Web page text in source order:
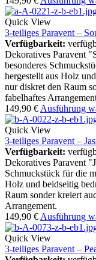
Quick View
3-teiliges Paravent –
Verfügbarkeit:
Dekoratives Paravent
besonderes
hergestellt aus Holz
nur diskret den Raum
fabelhaftes
149,90 € Ausführung
Quick View
3-teiliges Paravent –
Verfügbarkeit:
Dekoratives Paravent
Schmuckstück für die
Holz und beidseitig
Raum sonder kreiert
Arrangement.
149,90 € Ausführung
Quick View
3-teiliges Paravent –